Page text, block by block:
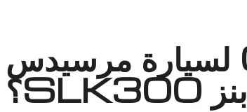
لماذا تختار أوتو إكسبرت ورش لاستبدال مفصل CV لسيارة مرسيدس
بنز SLK300؟